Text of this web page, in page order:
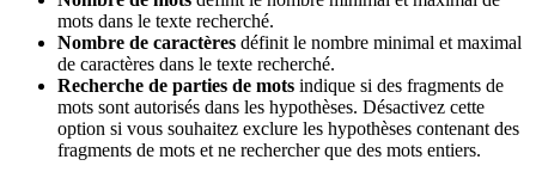
mots dans le texte recherché.
Nombre de caractères définit le nombre minimal et maximal
de caractères dans le texte recherché.
Recherche de parties de mots indique si des fragments de
mots sont autorisés dans les hypothèses. Désactivez cette
option si vous souhaitez exclure les hypothèses contenant des
fragments de mots et ne rechercher que des mots entiers.